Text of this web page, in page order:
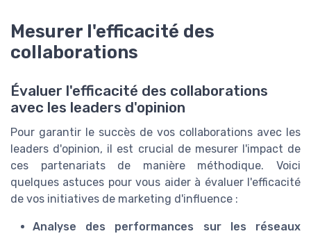
Mesurer l'efficacité des
collaborations
Évaluer l'efficacité des collaborations
avec les leaders d'opinion
Pour garantir le succès de vos collaborations avec les
leaders d'opinion, il est crucial de mesurer l'impact de
ces partenariats de manière méthodique. Voici
quelques astuces pour vous aider à évaluer l'efficacité
de vos initiatives de marketing d'influence :
Analyse des performances sur les réseaux